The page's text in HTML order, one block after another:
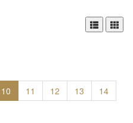
10 11 12 13
14